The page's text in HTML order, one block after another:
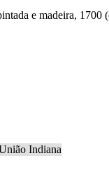
e madeira,